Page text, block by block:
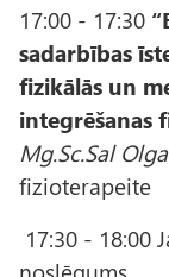
17:00 - 17:30
sadarbības
fizikālās un
integrēšanas
Mg.Sc.Sal
fizioterapeite
17:30 - 18:00